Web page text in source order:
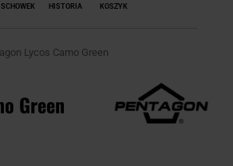
HISTORIA
SCHOWEK KOSZYK
Lycos Camo Green
Green